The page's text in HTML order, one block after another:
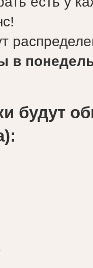
в
будут